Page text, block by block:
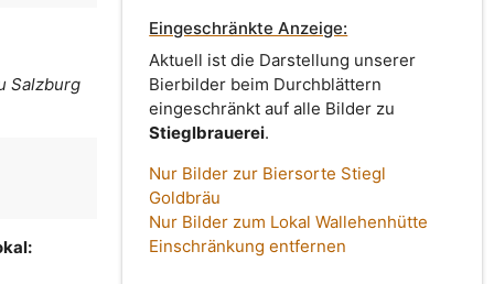
Salzburg
Eingeschränkte Anzeige:
Aktuell ist die Darstellung unserer
Bierbilder beim Durchblättern
eingeschränkt auf alle Bilder zu
Stieglbrauerei.
Nur Bilder zur Biersorte Stiegl
Goldbräu
Nur Bilder zum Lokal Wallehenhütte
Einschränkung entfernen